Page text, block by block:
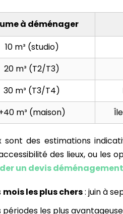
à déménager
10 m³ (studio)
20 m³ (T2/T3)
30 m³ (T3/T4)
m³ (maison)
sont des estimations
des lieux, ou les
un devis
mois les plus chers: juin à
périodes les plus